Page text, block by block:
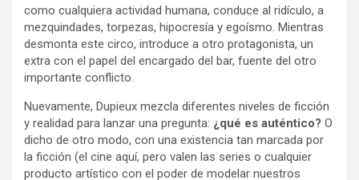
como cualquiera actividad humana, conduce al ridículo, a
mezquindades, torpezas, hipocresía y egoísmo. Mientras
desmonta este circo, introduce a otro protagonista, un
extra con el papel del encargado del bar, fuente del otro
importante conflicto.
Nuevamente, Dupieux mezcla diferentes niveles de ficción
y realidad para lanzar una pregunta: ¿qué es auténtico? O
dicho de otro modo, con una existencia tan marcada por
la ficción (el cine aquí, pero valen las series o cualquier
producto artístico con el poder de modelar nuestros